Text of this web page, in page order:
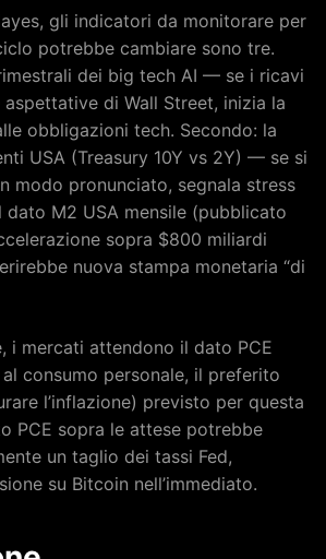
gli indicatori da monitorare per
potrebbe cambiare sono tre.
dei big tech AI — se i ricavi
di Wall Street, inizia la
obbligazioni tech. Secondo: la
USA (Treasury 10Y vs 2Y) — se si
modo pronunciato, segnala stress
dato M2 USA mensile (pubblicato
sopra $800 miliardi
nuova stampa monetaria “di
i mercati attendono il dato PCE
consumo personale, il preferito
l’inflazione) previsto per questa
PCE sopra le attese potrebbe
un taglio dei tassi Fed,
su Bitcoin nell’immediato.